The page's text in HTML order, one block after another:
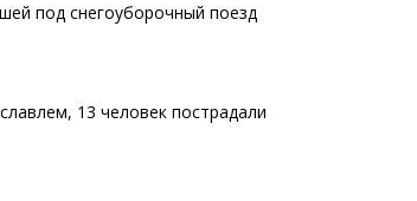
под снегоуборочный поезд
13 человек пострадали